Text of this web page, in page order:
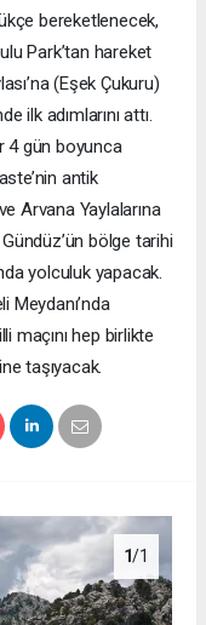
bereketlenecek,
Park’tan hareket
(Eşek Çukuru)
ilk adımlarını attı.
4 gün boyunca
antik
Arvana Yaylalarına
bölge tarihi
yolculuk yapacak.
Meydanı’nda
maçını hep birlikte
taşıyacak.
1/1